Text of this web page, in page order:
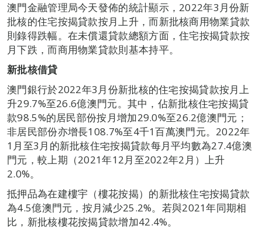
澳門金融管理局今天發佈的統計顯示，2022年3月份新
批核的住宅按揭貸款按月上升，而新批核商用物業貸款
則錄得跌幅。在未償還貸款總額方面，住宅按揭貸款按
月下跌，而商用物業貸款則基本持平。
新批核借貸
澳門銀行於2022年3月份新批核的住宅按揭貸款按月上
升29.7%至26.6億澳門元。其中，佔新批核住宅按揭貸
款98.5%的居民部份按月增加29.0%至26.2億澳門元；
非居民部份亦增長108.7%至4千1百萬澳門元。2022年
1月至3月的新批核住宅按揭貸款每月平均數為27.4億澳
門元，較上期（2021年12月至2022年2月）上升
2.0%。
抵押品為在建樓宇（樓花按揭）的新批核住宅按揭貸款
為4.5億澳門元，按月減少25.2%。若與2021年同期相
比，新批核樓花按揭貸款增加42.4%。